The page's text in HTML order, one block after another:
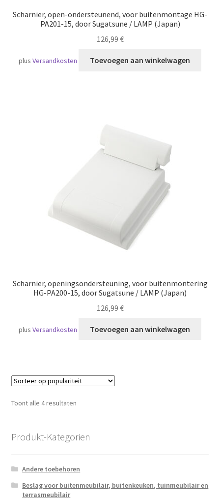
Scharnier, open-ondersteunend, voor buitenmontage HG-
PA201-15, door Sugatsune / LAMP (Japan)
126,99 €
plusVersandkosten Toevoegen aan winkelwagen
Scharnier, openingsondersteuning, voor buitenmontering
HG-PA200-15, door Sugatsune / LAMP (Japan)
126,99 €
plusVersandkosten Toevoegen aan winkelwagen
Toont alle 4 resultatenGesorteerd
Produkt-Kategorien
Andere toebehoren
Beslag voor buitenmeubilair, buitenkeuken, tuinmeubilair en
terrasmeubilair